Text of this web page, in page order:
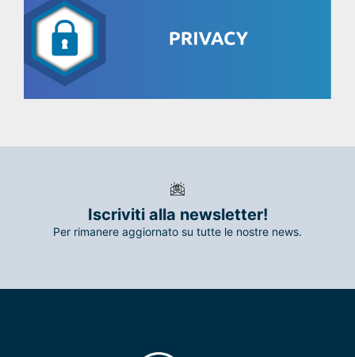
Iscriviti alla newsletter!
Per rimanere aggiornato su tutte le nostre news.